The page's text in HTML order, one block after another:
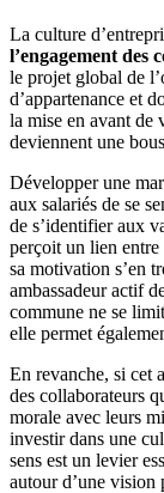
La culture
l’engagement des
le projet global de
d’appartenance et
la mise en avant de
deviennent une
Développer une
aux salariés de se
de s’identifier aux
perçoit un lien entre
sa motivation s’en
ambassadeur actif
commune ne se
elle permet
En revanche, si cet
des collaborateurs
morale avec leurs
investir dans une
sens est un levier
autour d’une vision